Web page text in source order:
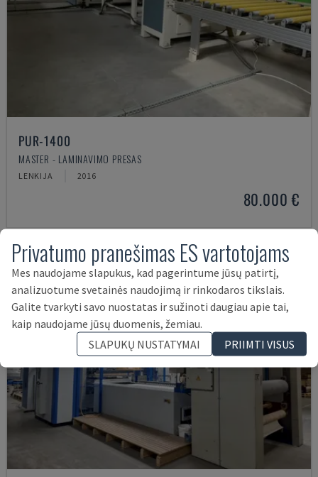
PUR-1400
MASTER - LAMINAVIMO PRESAS
LENKIJA 2016
80.000 €
Privatumo pranešimas ES vartotojams
Mes naudojame slapukus, kad pagerintume jūsų patirtį,
analizuotume svetainės naudojimą ir rinkodaros tikslais.
Galite tvarkyti savo nuostatas ir sužinoti daugiau apie tai,
kaip naudojame jūsų duomenis, žemiau.
SLAPUKŲ NUSTATYMAI
PRIIMTI VISUS